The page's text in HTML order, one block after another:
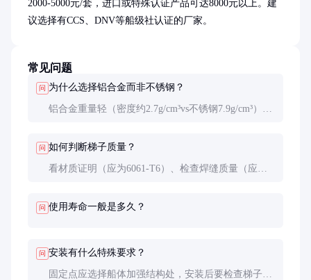
2000-5000元/套，进口或特殊认证产品可达8000元以上。建
议选择有CCS、DNV等船级社认证的厂家。
常见问题
问 为什么选择铝合金而非不锈钢？
铝合金重量轻（密度约2.7g/cm³vs不锈钢7.9g/cm³），
问 如何判断梯子质量？
看材质证明（应为6061-T6）、检查焊缝质量（应均
问 使用寿命一般是多久？
问 安装有什么特殊要求？
固定点应选择船体加强结构处，安装后要检查梯子与